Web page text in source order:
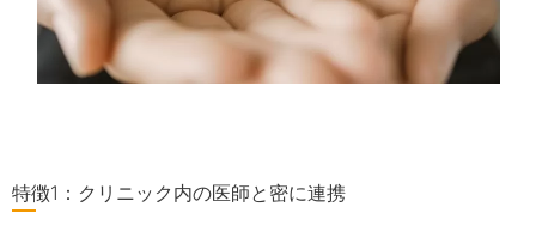
特徴1：クリニック内の医師と密に連携